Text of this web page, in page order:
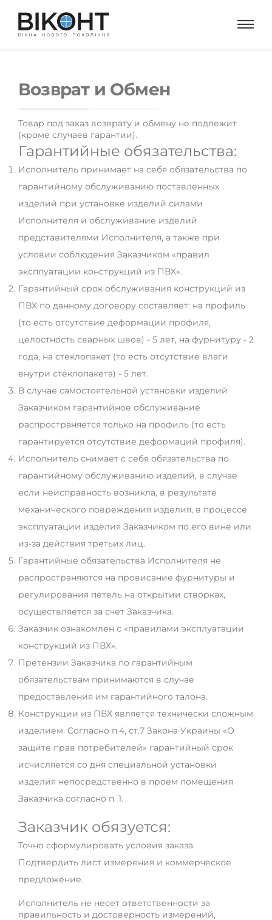
Возврат и Обмен
Товар под заказ возврату и обмену не подлежит
(кроме случаев гарантии).
Гарантийные обязательства:
Исполнитель принимает на себя обязательства по
гарантийному обслуживанию поставленных
изделий при установке изделий силами
Исполнителя и обслуживание изделий
представителями Исполнителя, а также при
условии соблюдения Заказчиком «правил
эксплуатации конструкций из ПВХ».
Гарантийный срок обслуживания конструкций из
ПВХ по данному договору составляет: на профиль
(то есть отсутствие деформации профиля,
целостность сварных швов) - 5 лет, на фурнитуру - 2
года, на стеклопакет (то есть отсутствие влаги
внутри стеклопакета) - 5 лет.
В случае самостоятельной установки изделий
Заказчиком гарантийное обслуживание
распространяется только на профиль (то есть
гарантируется отсутствие деформаций профиля).
Исполнитель снимает с себя обязательства по
гарантийному обслуживанию изделий, в случае
если неисправность возникла, в результате
механического повреждения изделия, в процессе
эксплуатации изделия Заказчиком по его вине или
из-за действия третьих лиц.
Гарантийные обязательства Исполнителя не
распространяются на провисание фурнитуры и
регулирования петель на открытии створках,
осуществляется за счет Заказчика.
Заказчик ознакомлен с «правилами эксплуатации
конструкций из ПВХ».
Претензии Заказчика по гарантийным
обязательствам принимаются в случае
предоставления им гарантийного талона.
Конструкции из ПВХ является технически сложным
изделием. Согласно п.4, ст.7 Закона Украины «О
защите прав потребителей» гарантийный срок
исчисляется со дня специальной установки
изделия непосредственно в проем помещения
Заказчика согласно п. 1.
Заказчик обязуется:
Точно сформулировать условия заказа.
Подтвердить лист измерения и коммерческое
предложение.
Исполнитель не несет ответственности за
правильность и достоверность измерений,